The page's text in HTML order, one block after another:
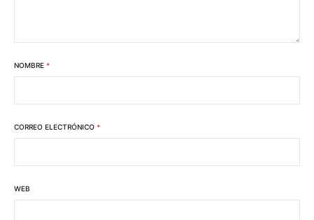
NOMBRE *
CORREO ELECTRÓNICO *
WEB